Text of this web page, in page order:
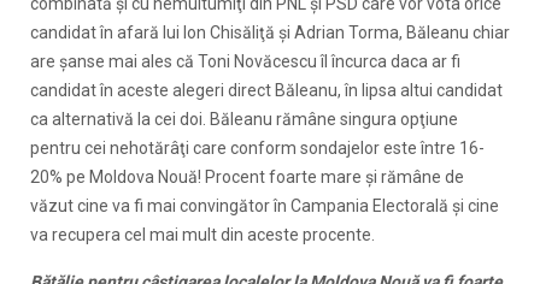
candidat în afară lui Ion Chisăliţă şi Adrian Torma, Băleanu chiar
are şanse mai ales că Toni Novăcescu îl încurca daca ar fi
candidat în aceste alegeri direct Băleanu, în lipsa altui candidat
ca alternativă la cei doi. Băleanu rămâne singura opţiune
pentru cei nehotărâţi care conform sondajelor este între 16-
20% pe Moldova Nouă! Procent foarte mare şi rămâne de
văzut cine va fi mai convingător în Campania Electorală şi cine
va recupera cel mai mult din aceste procente.